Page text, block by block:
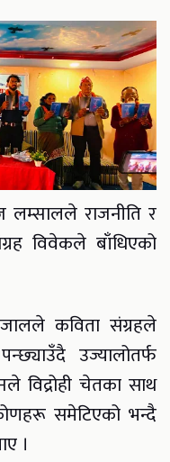
लम्सालले राजनीति र
विवेकले बाँधिएको
कविता संग्रहले
उज्यालोतर्फ
विद्रोही चेतका साथ
समेटिएको भन्दै
।